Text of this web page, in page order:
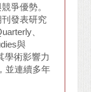
爭優勢。
發表研究
、
與
學術影響力
並連續多年